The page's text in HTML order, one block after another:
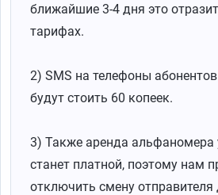
ближайшие 3-4 дня это
тарифах.
2) SMS на телефоны
будут стоить 60 копеек.
3) Также аренда альфаномера
станет платной, поэтому нам
отключить смену отправителя